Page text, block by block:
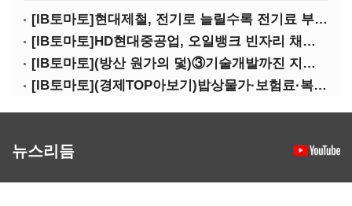
[IB토마토]현대제철, 전기로 늘릴수록 전기료 부담…저탄소 전환의 역설
[IB토마토]HD현대중공업, 오일뱅크 빈자리 채웠다…그룹 배당 핵심축 부상
[IB토마토](방산 원가의 덫)③기술개발까진 지원…수출은 각자도생
[IB토마토](경제TOP아보기)밥상물가·보험료·복구비…장마가 내미는 청구서
뉴스리듬